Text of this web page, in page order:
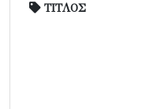
ΤΙΤΛΟΣ